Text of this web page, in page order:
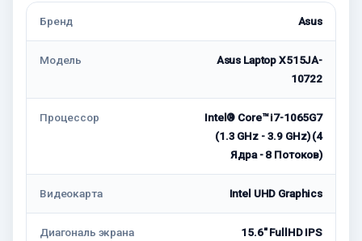
Бренд Asus
Модель
Asus Laptop X515JA-
10722
Процессор
Intel® Core™ i7-1065G7
(1.3 GHz - 3.9 GHz) (4
Ядра - 8 Потоков)
Видеокарта Intel UHD Graphics
Диагональ экрана 15.6" FullHD IPS